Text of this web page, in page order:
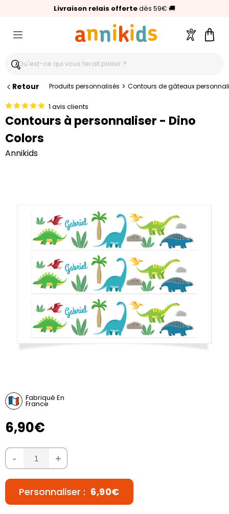
Livraison relais offertedès 59€ 🚚
🥇Palmarès Capital 2025 :Annikids N°1
⭐⭐⭐⭐⭐4,6/5(24 000 avis clients)
Compte
Retour Produits personnalisés > Contours de gâteaux
1 avis clients
Contours à personnaliser - Dino
Colors
Annikids
Fabriqué En
France
6,90€
- +
Personnaliser : 6,90€